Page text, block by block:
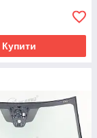
Купити